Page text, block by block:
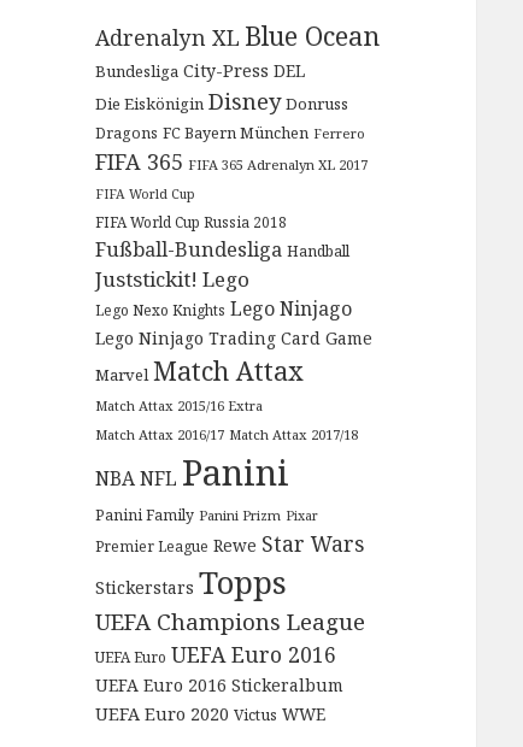
Adrenalyn XL Blue Ocean
Bundesliga City-Press DEL
Die Eiskönigin Disney Donruss
Dragons FC Bayern München Ferrero
FIFA 365 FIFA 365 Adrenalyn XL 2017
FIFA World Cup
FIFA World Cup Russia 2018
Fußball-Bundesliga Handball
Juststickit! Lego
Lego Nexo Knights Lego Ninjago
Lego Ninjago Trading Card Game
Marvel Match Attax
Match Attax 2015/16 Extra
Match Attax 2016/17 Match Attax 2017/18
NBANFL Panini
Panini Family Panini Prizm Pixar
Premier League Rewe Star Wars
Stickerstars Topps
UEFA Champions League
UEFA Euro UEFA Euro 2016
UEFA Euro 2016 Stickeralbum
UEFA Euro 2020 Victus WWE